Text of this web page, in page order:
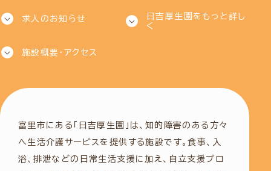
求人のお知らせ
日吉厚生園をもっと詳し
く
施設概要・アクセス
富里市にある「日吉厚生園」は、知的障害のある方々
へ生活介護サービスを提供する施設です。食事、入
浴、排泄などの日常生活支援に加え、自立支援プロ